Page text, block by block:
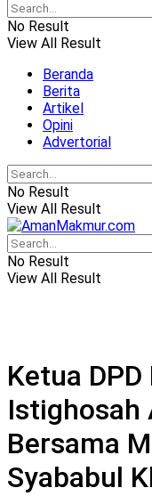
No Result
View All Result
Beranda
Berita
Artikel
Opini
Advertorial
No Result
View All Result
No Result
View All Result
Ketua DPD
Istighosah
Bersama
Syababul